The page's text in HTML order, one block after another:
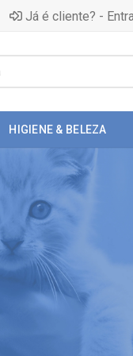
Já é cliente? -
HIGIENE & BELEZA